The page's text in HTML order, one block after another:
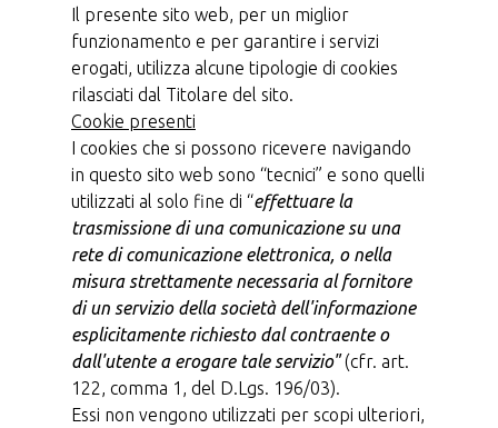
Il presente sito web, per un miglior
funzionamento e per garantire i servizi
erogati, utilizza alcune tipologie di cookies
rilasciati dal Titolare del sito.
Cookie presenti
I cookies che si possono ricevere navigando
in questo sito web sono “tecnici” e sono quelli
utilizzati al solo fine di “effettuare la
trasmissione di una comunicazione su una
rete di comunicazione elettronica, o nella
misura strettamente necessaria al fornitore
di un servizio della società dell'informazione
esplicitamente richiesto dal contraente o
dall'utente a erogare tale servizio"(cfr. art.
122, comma 1, del D.Lgs. 196/03).
Essi non vengono utilizzati per scopi ulteriori,